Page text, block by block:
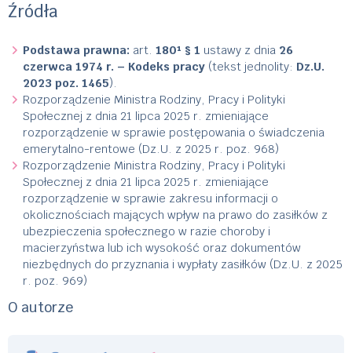
Źródła
Podstawa prawna: art. 180¹ § 1 ustawy z dnia 26
czerwca 1974 r. – Kodeks pracy (tekst jednolity: Dz.U.
2023 poz. 1465).
Rozporządzenie Ministra Rodziny, Pracy i Polityki
Społecznej z dnia 21 lipca 2025 r. zmieniające
rozporządzenie w sprawie postępowania o świadczenia
emerytalno-rentowe (Dz.U. z 2025 r. poz. 968)
Rozporządzenie Ministra Rodziny, Pracy i Polityki
Społecznej z dnia 21 lipca 2025 r. zmieniające
rozporządzenie w sprawie zakresu informacji o
okolicznościach mających wpływ na prawo do zasiłków z
ubezpieczenia społecznego w razie choroby i
macierzyństwa lub ich wysokość oraz dokumentów
niezbędnych do przyznania i wypłaty zasiłków (Dz.U. z 2025
r. poz. 969)
O autorze